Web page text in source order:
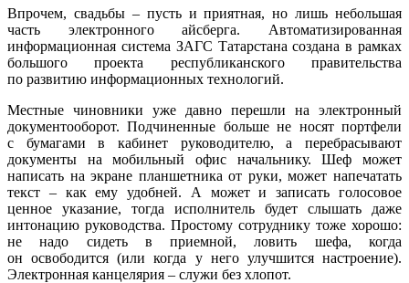
Впрочем, свадьбы – пусть и приятная, но лишь небольшая
часть электронного айсберга. Автоматизированная
информационная система ЗАГС Татарстана создана в рамках
большого проекта республиканского правительства
по развитию информационных технологий.
Местные чиновники уже давно перешли на электронный
документооборот. Подчиненные больше не носят портфели
с бумагами в кабинет руководителю, а перебрасывают
документы на мобильный офис начальнику. Шеф может
написать на экране планшетника от руки, может напечатать
текст – как ему удобней. А может и записать голосовое
ценное указание, тогда исполнитель будет слышать даже
интонацию руководства. Простому сотруднику тоже хорошо:
не надо сидеть в приемной, ловить шефа, когда
он освободится (или когда у него улучшится настроение).
Электронная канцелярия – служи без хлопот.